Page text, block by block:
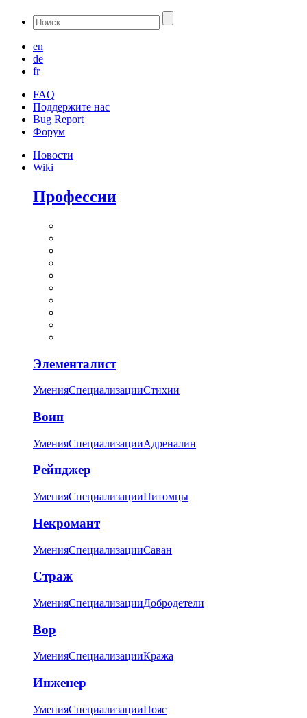
en
de
fr
FAQ
Поддержите нас
Bug Report
Форум
Новости
Wiki
Профессии
Элементалист
УменияСпециализацииСтихии
Воин
УменияСпециализацииАдреналин
Рейнджер
УменияСпециализацииПитомцы
Некромант
УменияСпециализацииСаван
Страж
УменияСпециализацииДобродетели
Вор
УменияСпециализацииКража
Инженер
УменияСпециализацииПояс